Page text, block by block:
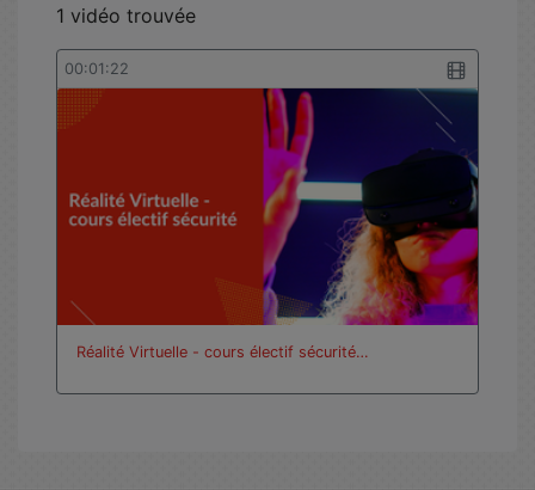
1 vidéo trouvée
00:01:22
Réalité Virtuelle - cours électif sécurité…